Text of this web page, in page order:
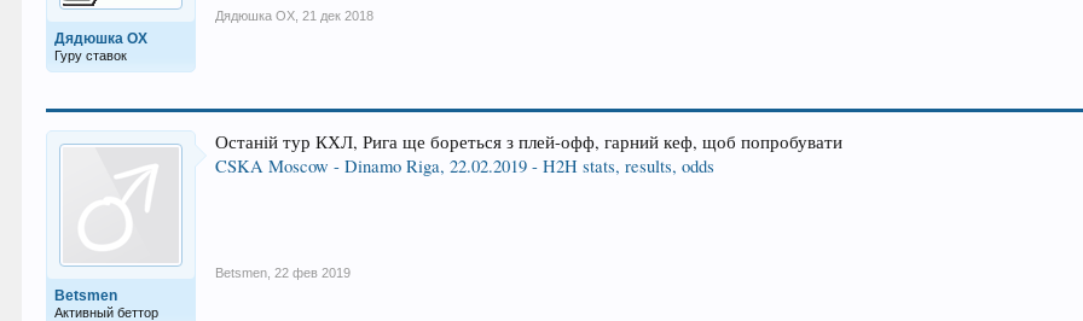
Дядюшка ОХ
Гуру ставок
Дядюшка ОХ 21 дек 2018
Betsmen
Активный беттор
Останій тур КХЛ, Рига ще бореться з плей-офф, гарний кеф, щоб попробувати
CSKA Moscow - Dinamo Riga, 22.02.2019 - H2H stats, results, odds
Betsmen 22 фев 2019